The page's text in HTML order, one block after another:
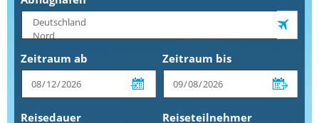
Zeitraum ab Zeitraum bis
Reisedauer Reiseteilnehmer